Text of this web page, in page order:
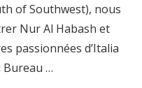
of Southwest), nous
Nur Al Habash et
passionnées d’Italia
Bureau …